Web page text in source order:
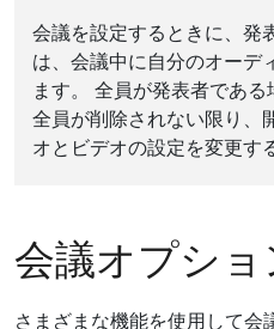
会議を設定するときに、発
は、会議中に自分のオーデ
ます。 全員が発表者であ
全員が削除されない限り、
オとビデオの設定を変更す
会議オプショ
さまざまな機能を使用して会